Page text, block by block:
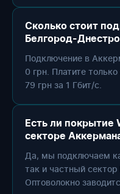
Сколько стоит
Белгород-
Подключение в
0 грн. Платите
79 грн за 1 Гбит/с.
Есть ли покрытие
секторе
Да, мы подключаем
так и частный
Оптоволокно